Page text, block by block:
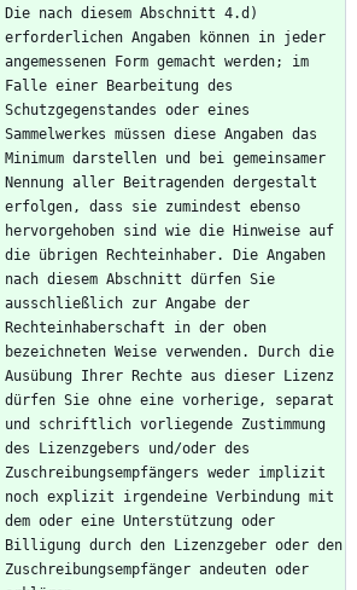
Die nach diesem Abschnitt 4.d)
erforderlichen Angaben können in jeder
angemessenen Form gemacht werden; im
Falle einer Bearbeitung des
Schutzgegenstandes oder eines
Sammelwerkes müssen diese Angaben das
Minimum darstellen und bei gemeinsamer
Nennung aller Beitragenden dergestalt
erfolgen, dass sie zumindest ebenso
hervorgehoben sind wie die Hinweise auf
die übrigen Rechteinhaber. Die Angaben
nach diesem Abschnitt dürfen Sie
ausschließlich zur Angabe der
Rechteinhaberschaft in der oben
bezeichneten Weise verwenden. Durch die
Ausübung Ihrer Rechte aus dieser Lizenz
dürfen Sie ohne eine vorherige, separat
und schriftlich vorliegende Zustimmung
des Lizenzgebers und/oder des
Zuschreibungsempfängers weder implizit
noch explizit irgendeine Verbindung mit
dem oder eine Unterstützung oder
Billigung durch den Lizenzgeber oder den
Zuschreibungsempfänger andeuten oder